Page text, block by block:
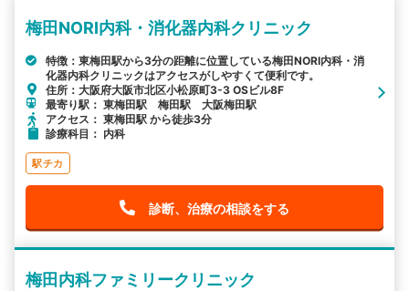
梅田NORI内科・消化器内科クリニック
特徴：東梅田駅から3分の距離に位置している梅田NORI内科・消
化器内科クリニックはアクセスがしやすくて便利です。
住所：大阪府大阪市北区小松原町3-3 OSビル8F
最寄り駅： 東梅田駅 梅田駅 大阪梅田駅
アクセス： 東梅田駅 から徒歩3分
診療科目： 内科
駅チカ
診断、治療の相談をする
梅田内科ファミリークリニック